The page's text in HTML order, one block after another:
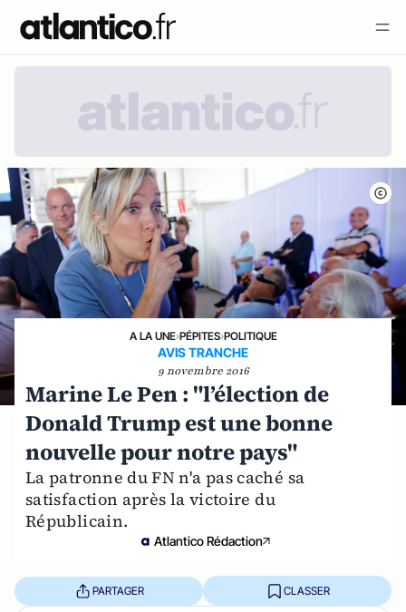
A LA UNE›PÉPITES›POLITIQUE
AVIS TRANCHE
9 novembre 2016
Marine Le Pen : "l’élection de
Donald Trump est une bonne
nouvelle pour notre pays"
La patronne du FN n'a pas caché sa
satisfaction après la victoire du
Républicain.
Atlantico Rédaction
PARTAGER CLASSER